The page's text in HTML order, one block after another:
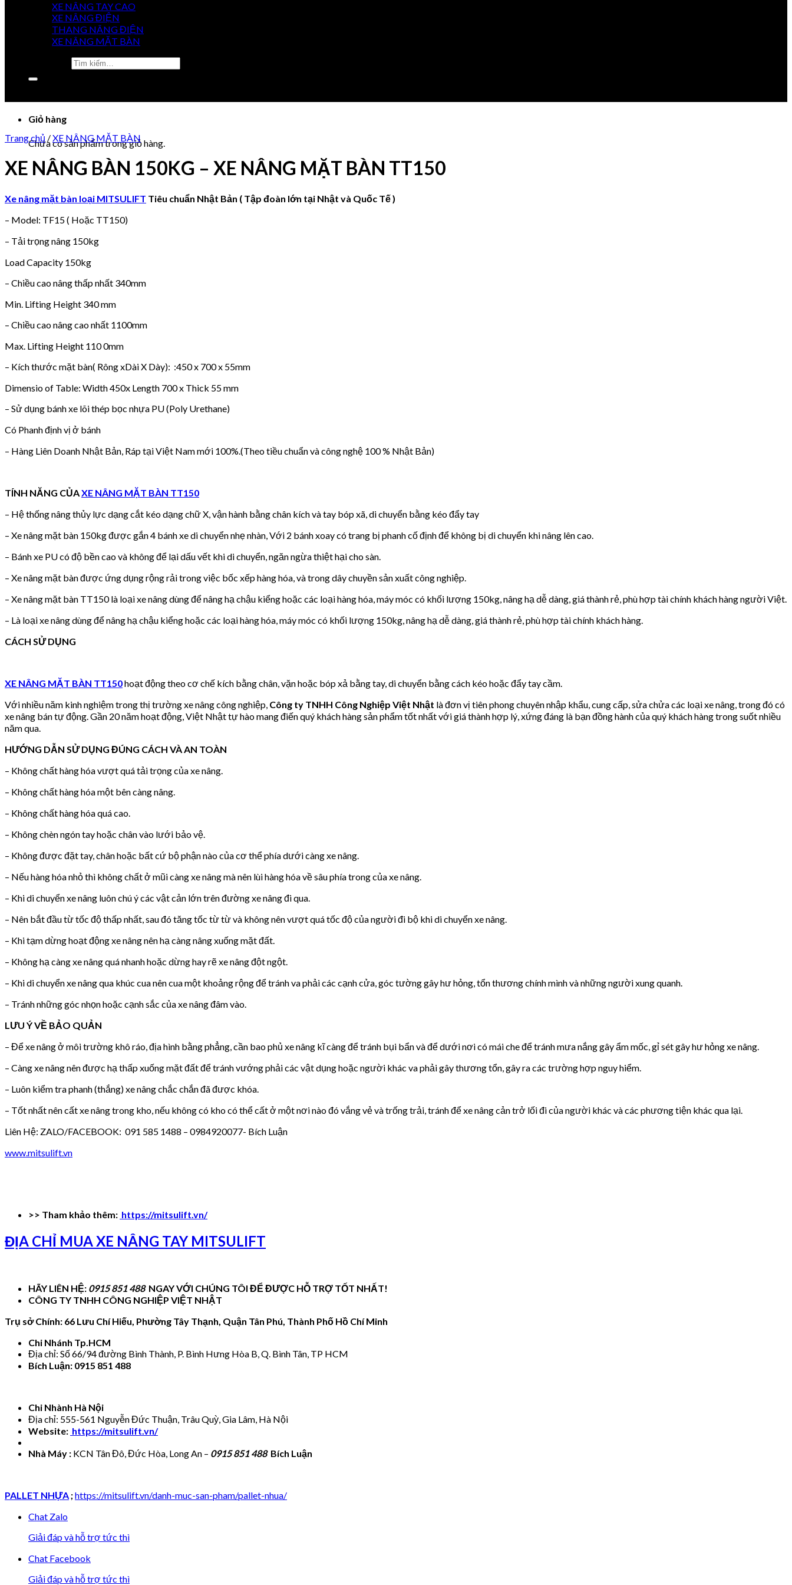
TỐT NHẤT
0915 851 488
Giỏ hàng
Chưa có sản phẩm trong giỏ hàng.
XE NÂNG TAY CAO
XE NÂNG ĐIỆN
THANG NÂNG ĐIỆN
XE NÂNG MẶT BÀN
Trang chủ /XE NÂNG MẶT BÀN
XE NÂNG BÀN 150KG – XE NÂNG MẶT BÀN TT150
Xe nâng mặt bàn loại MITSULIFT Tiêu chuẩn Nhật Bản ( Tập đoàn lớn tại Nhật và Quốc Tế )
– Model: TF15 ( Hoặc TT150)
– Tải trọng nâng 150kg
Load Capacity 150kg
– Chiều cao nâng thấp nhất 340mm
Min. Lifting Height 340 mm
– Chiều cao nâng cao nhất 1100mm
Max. Lifting Height 110 0mm
– Kích thước mặt bàn( Rông xDài X Dày): :450 x 700 x 55mm
Dimensio of Table: Width 450x Length 700 x Thick 55 mm
– Sử dụng bánh xe lõi thép bọc nhựa PU (Poly Urethane)
Có Phanh định vị ở bánh
– Hàng Liên Doanh Nhật Bản, Ráp tại Việt Nam mới 100%.(Theo tiều chuẩn và công nghệ 100 % Nhật Bản)
TÍNH NĂNG CỦAXE NÂNG MẶT BÀN TT150
– Hệ thống nâng thủy lực dạng cắt kéo dạng chữ X, vận hành bằng chân kích và tay bóp xã, di chuyển bằng kéo đẩy tay
– Xe nâng mặt bàn 150kg được gắn 4 bánh xe di chuyển nhẹ nhàn, Với 2 bánh xoay có trang bị phanh cố định để không bị di chuyển khi nâng lên cao.
– Bánh xe PU có độ bền cao và không để lại dấu vết khi di chuyển, ngăn ngừa thiệt hại cho sàn.
– Xe nâng mặt bàn được ứng dụng rộng rải trong việc bốc xếp hàng hóa, và trong dây chuyền sản xuất công nghiệp.
– Xe nâng mặt bàn TT150 là loại xe nâng dùng để nâng hạ chậu kiểng hoặc các loại hàng hóa, máy móc có khối lượng 150kg, nâng hạ dễ dàng, giá thành rẻ, phù hợp tài chính khách hàng người Việt.
– Là loại xe nâng dùng để nâng hạ chậu kiểng hoặc các loại hàng hóa, máy móc có khối lượng 150kg, nâng hạ dễ dàng, giá thành rẻ, phù hợp tài chính khách hàng.
CÁCH SỬ DỤNG
XE NÂNG MẶT BÀN TT150hoạt động theo cơ chế kích bằng chân, vặn hoặc bóp xả bằng tay, di chuyển bằng cách kéo hoặc đẩy tay cầm.
Với nhiều năm kinh nghiệm trong thị trường xe nâng công nghiệp, Công ty TNHH Công Nghiệp Việt Nhật là đơn vị tiên phong chuyên nhập khẩu, cung cấp, sửa chửa các loại xe nâng, trong đó có
xe nâng bán tự động. Gần 20 năm hoạt động, Việt Nhật tự hào mang điến quý khách hàng sản phẩm tốt nhất với giá thành hợp lý, xứng đáng là bạn đồng hành của quý khách hàng trong suốt nhiều
năm qua.
HƯỚNG DẪN SỬ DỤNG ĐÚNG CÁCH VÀ AN TOÀN
– Không chất hàng hóa vượt quá tải trọng của xe nâng.
– Không chất hàng hóa một bên càng nâng.
– Không chất hàng hóa quá cao.
– Không chèn ngón tay hoặc chân vào lưới bảo vệ.
– Không được đặt tay, chân hoặc bất cứ bộ phận nào của cơ thể phía dưới càng xe nâng.
– Nếu hàng hóa nhỏ thì không chất ở mũi càng xe nâng mà nên lùi hàng hóa về sâu phía trong của xe nâng.
– Khi di chuyển xe nâng luôn chú ý các vật cản lớn trên đường xe nâng đi qua.
– Nên bắt đầu từ tốc độ thấp nhất, sau đó tăng tốc từ từ và không nên vượt quá tốc độ của người đi bộ khi di chuyển xe nâng.
– Khi tạm dừng hoạt động xe nâng nên hạ càng nâng xuống mặt đất.
– Không hạ càng xe nâng quá nhanh hoặc dừng hay rẽ xe nâng đột ngột.
– Khi di chuyển xe nâng qua khúc cua nên cua một khoảng rộng để tránh va phải các cạnh cửa, góc tường gây hư hỏng, tổn thương chính mình và những người xung quanh.
– Tránh những góc nhọn hoặc cạnh sắc của xe nâng đâm vào.
LƯU Ý VỀ BẢO QUẢN
– Để xe nâng ở môi trường khô ráo, địa hình bằng phẳng, cần bao phủ xe nâng kĩ càng để tránh bụi bẩn và để dưới nơi có mái che để tránh mưa nắng gây ẩm mốc, gỉ sét gây hư hỏng xe nâng.
– Càng xe nâng nên được hạ thấp xuống mặt đất để tránh vướng phải các vật dụng hoặc người khác va phải gây thương tổn, gây ra các trường hợp nguy hiểm.
– Luôn kiểm tra phanh (thắng) xe nâng chắc chắn đã được khóa.
– Tốt nhất nên cất xe nâng trong kho, nếu không có kho có thể cất ở một nơi nào đó vắng vẻ và trống trải, tránh để xe nâng cản trở lối đi của người khác và các phương tiện khác qua lại.
Liên Hệ: ZALO/FACEBOOK: 091 585 1488 – 0984920077- Bích Luận
www.mitsulift.vn
>> Tham khảo thêm: https://mitsulift.vn/
ĐỊA CHỈ MUA XE NÂNG TAY MITSULIFT
HÃY LIÊN HỆ: 0915 851 488NGAY VỚI CHÚNG TÔI ĐỂ ĐƯỢC HỖ TRỢ TỐT NHẤT!
CÔNG TY TNHH CÔNG NGHIỆP VIỆT NHẬT
Trụ sở Chính: 66 Lưu Chí Hiếu, Phường Tây Thạnh, Quận Tân Phú, Thành Phố Hồ Chí Minh
Chi Nhánh Tp.HCM
Địa chỉ: Số 66/94 đường Bình Thành, P. Bình Hưng Hòa B, Q. Bình Tân, TP HCM
Bích Luận: 0915 851 488
Chi Nhành Hà Nội
Địa chỉ: 555-561 Nguyễn Đức Thuận, Trâu Quỳ, Gia Lâm, Hà Nội
Website: https://mitsulift.vn/
Nhà Máy : KCN Tân Đô, Đức Hòa, Long An – 0915 851 488Bích Luận
PALLET NHỰA ;https://mitsulift.vn/danh-muc-san-pham/pallet-nhua/
Chat Zalo
Giải đáp và hỗ trợ tức thì
Chat Facebook
Giải đáp và hỗ trợ tức thì